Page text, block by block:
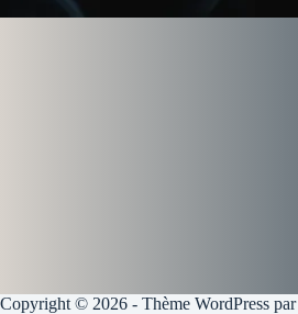
Copyright © 2026 - Thème WordPress par